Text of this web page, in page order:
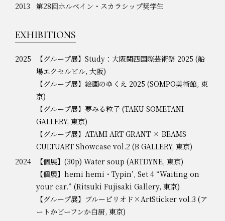
2013
第28回ホルベイン・スカラシップ奨学生
EXHIBITIONS
2025
【グループ展】Study：大阪関西国際芸術祭 2025 (船
場エクセルビル, 大阪)
【グループ展】絵画のゆくえ 2025 (SOMPO美術館, 東
京)
【グループ展】夢みる粒子 (TAKU SOMETANI
GALLERY, 東京)
【グループ展】ATAMI ART GRANT × BEAMS
CULTUART Showcase vol.2 (B GALLERY, 東京)
2024
【個展】(30p) Water soup (ARTDYNE, 東京)
【個展】hemi hemi・Typin’, Set 4 “Waiting on
your car.” (Ritsuki Fujisaki Gallery, 東京)
【グループ展】ブルーピリオド×ArtSticker vol.3 (ア
ートかビーフンか白厨, 東京)